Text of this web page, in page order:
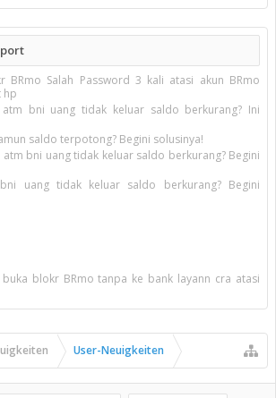
BRmo Salah Password 3 kali atasi akun BRmo
hp
bni uang tidak keluar saldo berkurang? Ini
saldo terpotong? Begini solusinya!
bni uang tidak keluar saldo berkurang? Begini
uang tidak keluar saldo berkurang? Begini
blokr BRmo tanpa ke bank layann cra atasi
User-Neuigkeiten